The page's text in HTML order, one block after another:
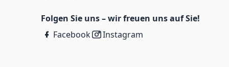
Folgen Sie uns – wir freuen uns auf Sie!
Facebook
Instagram